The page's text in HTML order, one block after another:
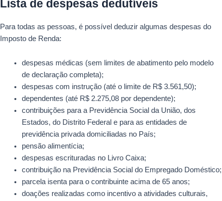
Lista de despesas dedutíveis
Para todas as pessoas, é possível deduzir algumas despesas do
Imposto de Renda:
despesas médicas (sem limites de abatimento pelo modelo
de declaração completa);
despesas com instrução (até o limite de R$ 3.561,50);
dependentes (até R$ 2.275,08 por dependente);
contribuições para a Previdência Social da União, dos
Estados, do Distrito Federal e para as entidades de
previdência privada domiciliadas no País;
pensão alimentícia;
despesas escrituradas no Livro Caixa;
contribuição na Previdência Social do Empregado Doméstico;
parcela isenta para o contribuinte acima de 65 anos;
doações realizadas como incentivo a atividades culturais,